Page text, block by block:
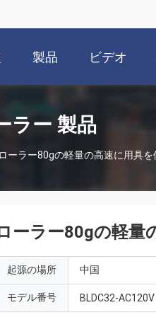
製品 ビデオ
ラー 製品
ーラー80gの軽量の高速に用具を
ーラー80gの軽量
起源の場所 中国
モデル番号 BLDC32-AC120V